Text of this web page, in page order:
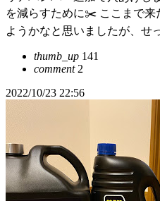
を減らすために✂️ ここまで来
ようかなと思いましたが、せ
thumb_up 141
comment2
2022/10/23 22:56